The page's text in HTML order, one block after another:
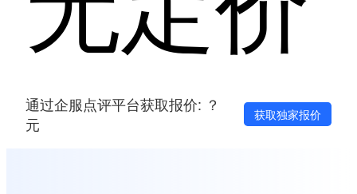
通过企服点评平台获取报价: ？
元
获取独家报价